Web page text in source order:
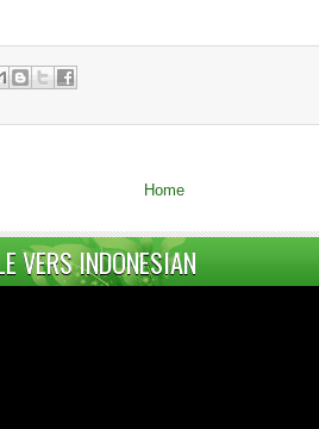
Home
VERS INDONESIAN